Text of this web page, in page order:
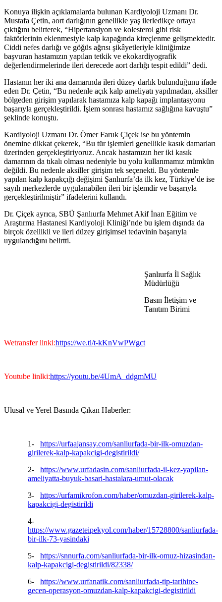
Konuya ilişkin açıklamalarda bulunan Kardiyoloji Uzmanı Dr.
Mustafa Çetin, aort darlığının genellikle yaş ilerledikçe ortaya
çıktığını belirterek, “Hipertansiyon ve kolesterol gibi risk
faktörlerinin eklenmesiyle kalp kapağında kireçlenme gelişmektedir.
Ciddi nefes darlığı ve göğüs ağrısı şikâyetleriyle kliniğimize
başvuran hastamızın yapılan tetkik ve ekokardiyografik
değerlendirmelerinde ileri derecede aort darlığı tespit edildi” dedi.
Hastanın her iki ana damarında ileri düzey darlık bulunduğunu ifade
eden Dr. Çetin, “Bu nedenle açık kalp ameliyatı yapılmadan, aksiller
bölgeden girişim yapılarak hastamıza kalp kapağı implantasyonu
başarıyla gerçekleştirildi. İşlem sonrası hastamız sağlığına kavuştu”
şeklinde konuştu.
Kardiyoloji Uzmanı Dr. Ömer Faruk Çiçek ise bu yöntemin
önemine dikkat çekerek, “Bu tür işlemleri genellikle kasık damarları
üzerinden gerçekleştiriyoruz. Ancak hastamızın her iki kasık
damarının da tıkalı olması nedeniyle bu yolu kullanmamız mümkün
değildi. Bu nedenle aksiller girişim tek seçenekti. Bu yöntemle
yapılan kalp kapakçığı değişimi Şanlıurfa’da ilk kez, Türkiye’de ise
sayılı merkezlerde uygulanabilen ileri bir işlemdir ve başarıyla
gerçekleştirilmiştir” ifadelerini kullandı.
Dr. Çiçek ayrıca, SBÜ Şanlıurfa Mehmet Akif İnan Eğitim ve
Araştırma Hastanesi Kardiyoloji Kliniği’nde bu işlem dışında da
birçok özellikli ve ileri düzey girişimsel tedavinin başarıyla
uygulandığını belirtti.
Şanlıurfa İl Sağlık
Müdürlüğü
Basın İletişim ve
Tanıtım Birimi
Wetransfer linki:https://we.tl/t-kKnVwPWgct
Youtube linlki:https://youtu.be/4UmA_ddgmMU
Ulusal ve Yerel Basında Çıkan Haberler:
1-
https://urfaajansay.com/sanliurfada-bir-ilk-omuzdan-
girilerek-kalp-kapakcigi-degistirildi/
2-
https://www.urfadasin.com/sanliurfada-il-kez-yapilan-
ameliyatta-buyuk-basari-hastalara-umut-olacak
3-
https://urfamikrofon.com/haber/omuzdan-girilerek-kalp-
kapakcigi-degistirildi
4-
https://www.gazeteipekyol.com/haber/15728800/sanliurfada-
bir-ilk-73-yasindaki
5-
https://snnurfa.com/sanliurfada-bir-ilk-omuz-hizasindan-
kalp-kapakcigi-degistirildi/82338/
6-
https://www.urfanatik.com/sanliurfada-tip-tarihine-
gecen-operasyon-omuzdan-kalp-kapakcigi-degistirildi